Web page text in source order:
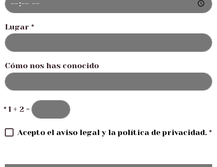
Lugar *
Cómo nos has conocido
* 1 + 2 =
Acepto el aviso legal y la política de privacidad. *